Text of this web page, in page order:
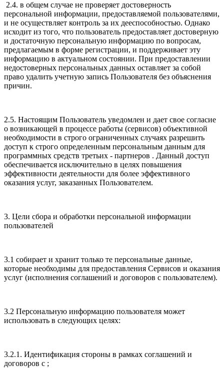
2.4. в общем случае не проверяет достоверность
персональной информации, предоставляемой пользователями,
и не осуществляет контроль за их дееспособностью. Однако
исходит из того, что пользователь предоставляет достоверную
и достаточную персональную информацию по вопросам,
предлагаемым в форме регистрации, и поддерживает эту
информацию в актуальном состоянии. При предоставлении
недостоверных персональных данных оставляет за собой
право удалить учетную запись Пользователя без объяснения
причин.
2.5. Настоящим Пользователь уведомлен и дает свое согласие
о возникающей в процессе работы (сервисов) объективной
необходимости в строго ограниченных случаях разрешить
доступ к строго определенным персональным данным для
программных средств третьих - партнеров . Данный доступ
обеспечивается исключительно в целях повышения
эффективности деятельности для более эффективного
оказания услуг, заказанных Пользователем.
3. Цели сбора и обработки персональной информации
пользователей
3.1 собирает и хранит только те персональные данные,
которые необходимы для предоставления Сервисов и оказания
услуг (исполнения соглашений и договоров с пользователем).
3.2 Персональную информацию пользователя может
использовать в следующих целях:
3.2.1. Идентификация стороны в рамках соглашений и
договоров с ;